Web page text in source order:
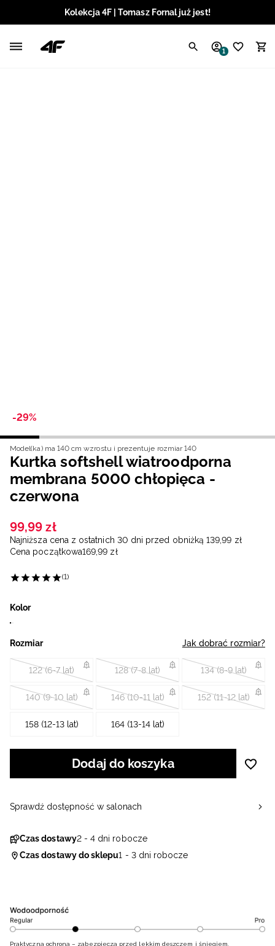
Kolekcja 4F | Tomasz Fornal już jest!
1
-29%
Model(ka) ma 140 cm wzrostu i prezentuje rozmiar 140
Kurtka softshell wiatroodporna
membrana 5000 chłopięca -
czerwona
99,99 zł
Najniższa cena z ostatnich 30 dni przed obniżką 139,99 zł
Cena początkowa169,99 zł
(1)
Kolor
Rozmiar Jak dobrać rozmiar?
122 (6-7 lat) 128 (7-8 lat) 134 (8-9 lat)
140 (9-10 lat) 146 (10-11 lat) 152 (11-12 lat)
158 (12-13 lat) 164 (13-14 lat)
Dodaj do koszyka
Czas dostawy2 - 4 dni robocze
Czas dostawy do sklepu1 - 3 dni robocze
Sprawdź dostępność w salonach
Praktyczna ochrona – zabezpiecza przed lekkim deszczem i śniegiem.